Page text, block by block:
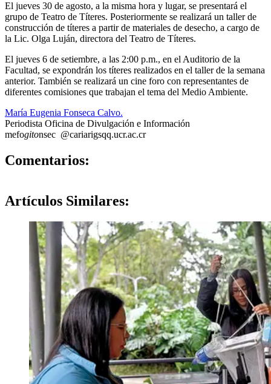
El jueves 30 de agosto, a la misma hora y lugar, se presentará el
grupo de Teatro de Títeres. Posteriormente se realizará un taller de
construcción de títeres a partir de materiales de desecho, a cargo de
la Lic. Olga Luján, directora del Teatro de Títeres.
El jueves 6 de setiembre, a las 2:00 p.m., en el Auditorio de la
Facultad, se expondrán los títeres realizados en el taller de la semana
anterior. También se realizará un cine foro con representantes de
diferentes comisiones que trabajan el tema del Medio Ambiente.
María Eugenia Fonseca Calvo.
Periodista Oficina de Divulgación e Información
mefogitonsec @cariarigsqq.ucr.ac.cr
Comentarios:
Artículos Similares: